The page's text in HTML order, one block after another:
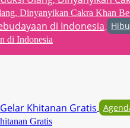
Dinyanyikan Cakra Khan
di Indonesia
Gratis